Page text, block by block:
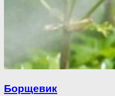
Борщевик